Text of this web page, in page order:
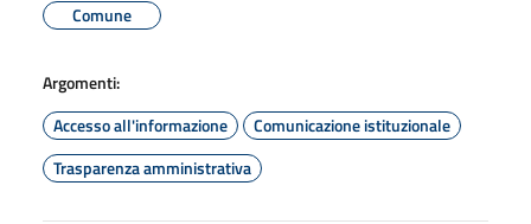
Comune
Argomenti:
Accesso all'informazione
Comunicazione istituzionale
Trasparenza amministrativa